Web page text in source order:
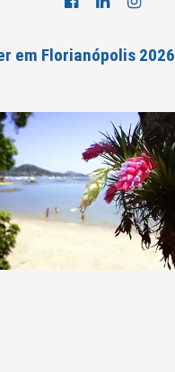
em Florianópolis 2026